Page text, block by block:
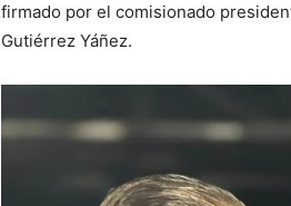
firmado por el comisionado
Gutiérrez Yáñez.